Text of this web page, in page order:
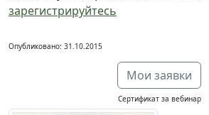
зарегистрируйтесь
Опубликовано: 31.10.2015
Мои заявки
Сертификат за вебинар